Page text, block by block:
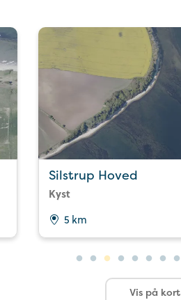
Silstrup Hoved
Kyst
5 km
Vis på kort